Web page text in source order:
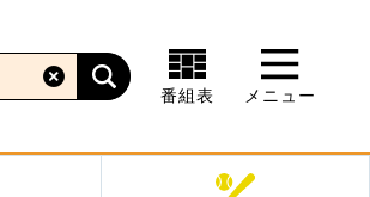
番組表 メニュー